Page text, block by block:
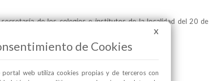
de los colegios e institutos de la localidad del 20 de
donde están matriculados sus hijos.
X
de Cookies
portal web utiliza cookies propias y de terceros con